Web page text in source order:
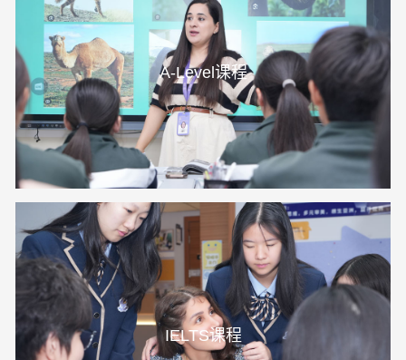
A-Level课程
IELTS课程